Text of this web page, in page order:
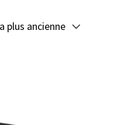
plus ancienne